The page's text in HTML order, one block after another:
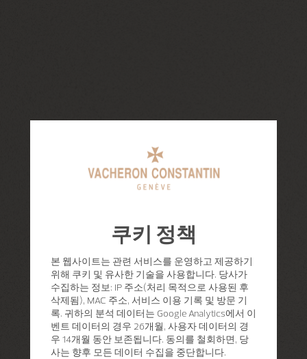
쿠키 정책
본 웹사이트는 관련 서비스를 운영하고 제공하기
위해 쿠키 및 유사한 기술을 사용합니다. 당사가
수집하는 정보: IP 주소(처리 목적으로 사용된 후
삭제됨), MAC 주소, 서비스 이용 기록 및 방문 기
록. 귀하의 분석 데이터는 Google Analytics에서 이
벤트 데이터의 경우 26개월, 사용자 데이터의 경
우 14개월 동안 보존됩니다. 동의를 철회하면, 당
사는 향후 모든 데이터 수집을 중단합니다.